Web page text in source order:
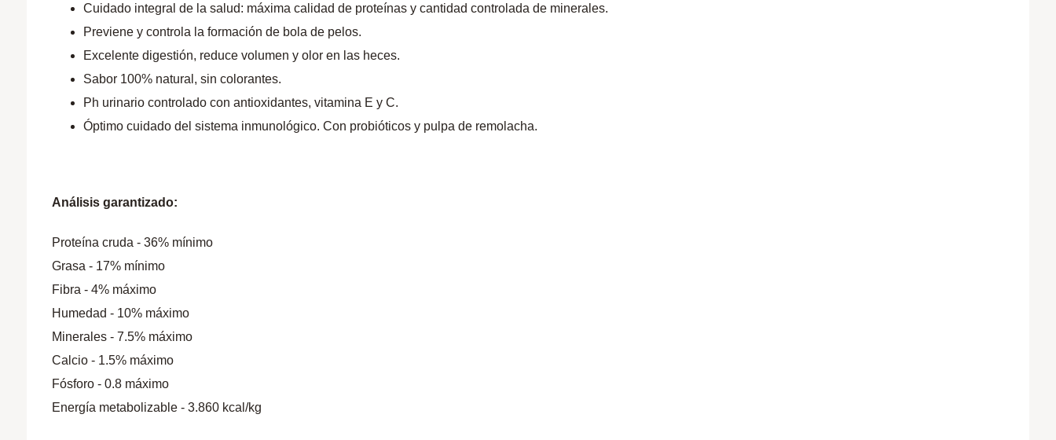
Cuidado integral de la salud: máxima calidad de proteínas y cantidad controlada de minerales.
Previene y controla la formación de bola de pelos.
Excelente digestión, reduce volumen y olor en las heces.
Sabor 100% natural, sin colorantes.
Ph urinario controlado con antioxidantes, vitamina E y C.
Óptimo cuidado del sistema inmunológico. Con probióticos y pulpa de remolacha.
Análisis garantizado:
Proteína cruda - 36% mínimo
Grasa - 17% mínimo
Fibra - 4% máximo
Humedad - 10% máximo
Minerales - 7.5% máximo
Calcio - 1.5% máximo
Fósforo - 0.8 máximo
Energía metabolizable - 3.860 kcal/kg